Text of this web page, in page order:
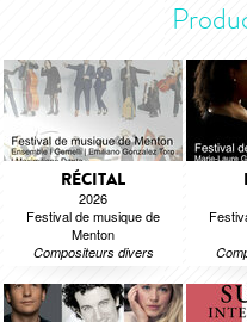
RÉCITAL
2026
Festival de musique de
Menton
Compositeurs divers